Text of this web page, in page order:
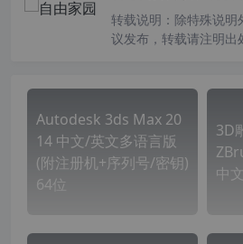
转载说明： 除特殊说明
议发布，转载请注明出
Autodesk 3ds Max 20
14 中文/英文多语言版
(附注册机+序列号/密钥)
64位
3D
中